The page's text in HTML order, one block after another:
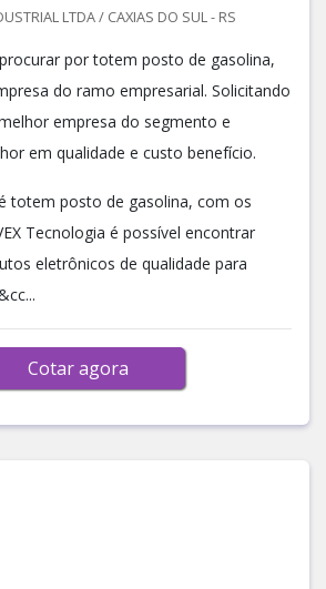
LTDA / CAXIAS DO SUL - RS
por totem posto de gasolina,
do ramo empresarial. Solicitando
empresa do segmento e
em qualidade e custo benefício.
totem posto de gasolina, com os
Tecnologia é possível encontrar
eletrônicos de qualidade para
Cotar agora